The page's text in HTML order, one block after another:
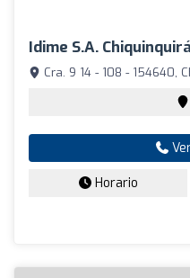
Idime S.A. Chiquinquirá
Cra. 9 14 - 108 - 154640,
Horario